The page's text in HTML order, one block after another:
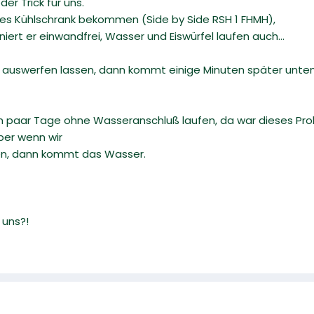
Kühlschrank bekommen (Side by Side RSH 1 FHMH),
er einwandfrei, Wasser und Eiswürfel laufen auch...
auswerfen lassen, dann kommt einige Minuten später
paar Tage ohne Wasseranschluß laufen, da war dieses
wenn wir
dann kommt das Wasser.